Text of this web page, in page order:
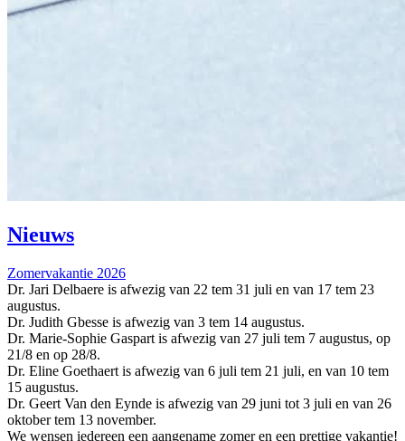
Nieuws
Zomervakantie 2026
Dr. Jari Delbaere is afwezig van 22 tem 31 juli en van 17 tem 23
augustus.
Dr. Judith Gbesse is afwezig van 3 tem 14 augustus.
Dr. Marie-Sophie Gaspart is afwezig van 27 juli tem 7 augustus, op
21/8 en op 28/8.
Dr. Eline Goethaert is afwezig van 6 juli tem 21 juli, en van 10 tem
15 augustus.
Dr. Geert Van den Eynde is afwezig van 29 juni tot 3 juli en van 26
oktober tem 13 november.
We wensen iedereen een aangename zomer en een prettige vakantie!